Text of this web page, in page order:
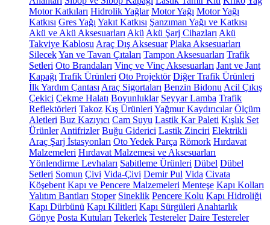
Motor Katkıları Hidrolik Yağlar Motor Yağı Motor Yağı
Katkısı Gres Yağı Yakıt Katkısı Şanzıman Yağı ve Katkısı
Akü ve Akü Aksesuarları Akü Akü Şarj Cihazları Akü
Takviye Kablosu Araç Dış Aksesuar Plaka Aksesuarları
SilecekYan ve Tavan Çıtaları Tampon Aksesuarları Trafik
Setleri Oto Brandaları Vinç ve Vinç Aksesuarları Jant ve Jant
Kapağı Trafik Ürünleri Oto Projektör Diğer Trafik Ürünleri
İlk Yardım Çantası Araç Sigortaları Benzin Bidonu Acil Çıkış
Çekici Çekme Halatı Boyunluklar Seyyar Lamba Trafik
Reflektörleri Takoz Kış Ürünleri Yağmur Kaydırıcılar Ölçüm
Aletleri Buz Kazıyıcı Cam Suyu Lastik Kar Paleti Kışlık Set
Ürünler Antifrizler Buğu Giderici Lastik Zinciri Elektrikli
Araç Şarj İstasyonları Oto Yedek Parça Römork Hırdavat
Malzemeleri Hırdavat Malzemesi ve Aksesuarları
Yönlendirme Levhaları Sabitleme Ürünleri Dübel Dübel
Setleri Somun Çivi Vida-Çivi Demir Pul Vida Civata
Köşebent Kapı ve Pencere Malzemeleri Menteşe Kapı Kolları
Yalıtım Bantları Stoper Sineklik Pencere Kolu Kapı Hidroliği
Kapı Dürbünü Kapı Kilitleri Kapı Sürgüleri Anahtarlık
Gönye Posta Kutuları Tekerlek Testereler Daire Testereler